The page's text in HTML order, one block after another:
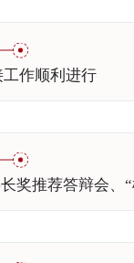
工作顺利进行
奖推荐答辩会、